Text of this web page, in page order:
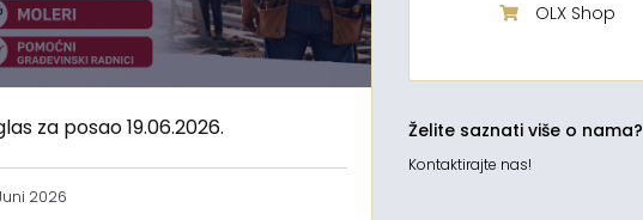
za posao 19.06.2026.
2026
OLX Shop
Želite saznati više o nama?
Kontaktirajte nas!